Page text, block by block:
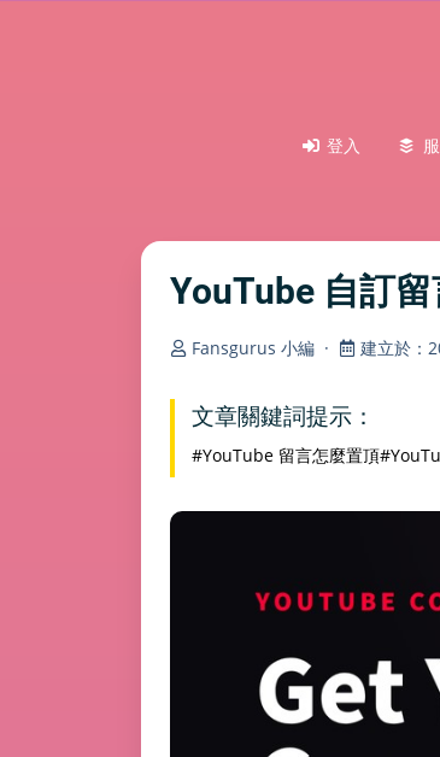
登入
YouTube 自訂
Fansgurus 小編 · 建立於：
文章關鍵詞提示：
#YouTube 留言怎麼置頂